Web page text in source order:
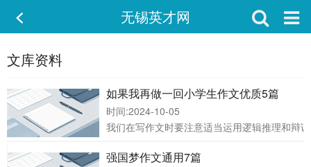
无锡英才网
文库资料
如果我再做一回小学生作文优质5篇
时间:2024-10-05
我们在写作文时要注意适当运用逻辑推理和辩
强国梦作文通用7篇